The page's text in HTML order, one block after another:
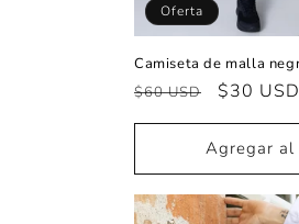
Oferta
Camiseta de malla
Precio
habitual
$60 USD
Precio
de
oferta
$30 USD
Agregar al